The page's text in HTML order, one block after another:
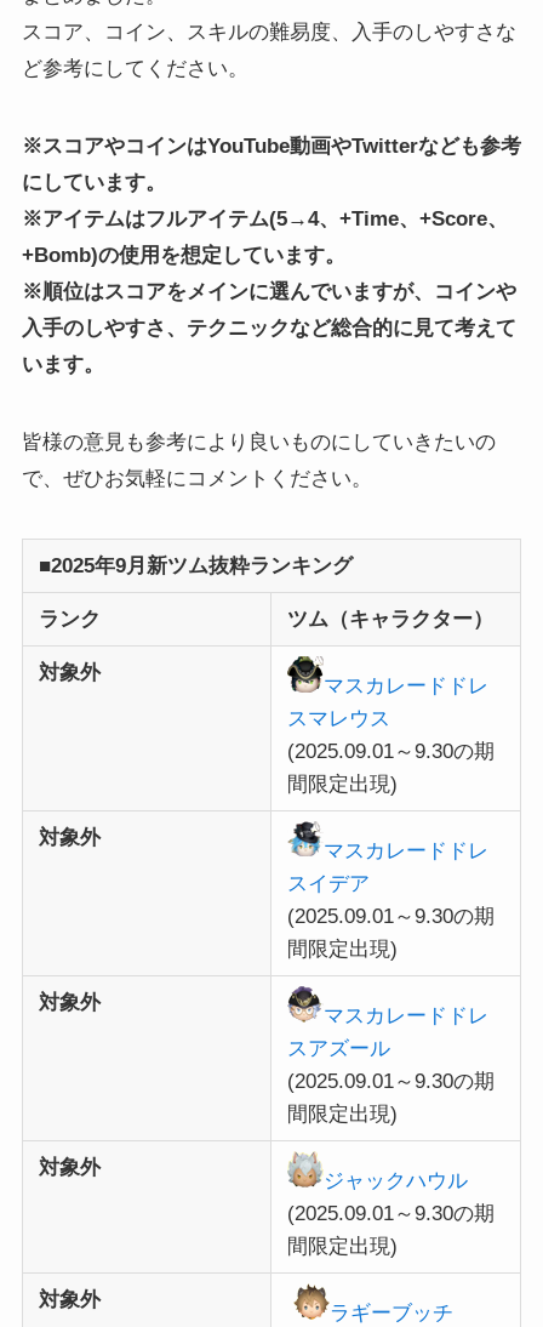
スコア、コイン、スキルの難易度、入手のしやすさな
ど参考にしてください。
※スコアやコインはYouTube動画やTwitterなども参考
にしています。
※アイテムはフルアイテム(5→4、+Time、+Score、
+Bomb)の使用を想定しています。
※順位はスコアをメインに選んでいますが、コインや
入手のしやすさ、テクニックなど総合的に見て考えて
います。
皆様の意見も参考により良いものにしていきたいの
で、ぜひお気軽にコメントください。
■2025年9月新ツム抜粋ランキング
ランク ツム（キャラクター）
対象外
マスカレードドレ
スマレウス
(2025.09.01～9.30の期
間限定出現)
対象外
マスカレードドレ
スイデア
(2025.09.01～9.30の期
間限定出現)
対象外
マスカレードドレ
スアズール
(2025.09.01～9.30の期
間限定出現)
対象外
ジャックハウル
(2025.09.01～9.30の期
間限定出現)
対象外
ラギーブッチ